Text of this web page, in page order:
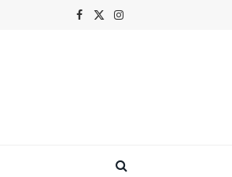
Facebook
X
Instagram